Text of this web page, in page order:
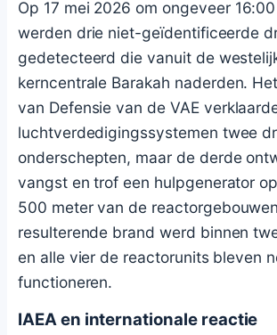
Op 17 mei 2026 om ongeveer
werden drie niet-geïdentificeerde
gedetecteerd die vanuit de
kerncentrale Barakah naderden.
van Defensie van de VAE
luchtverdedigingssystemen twee
onderschepten, maar de derde
vangst en trof een hulpgenerator
500 meter van de
resulterende brand werd binnen
en alle vier de reactorunits bleven
functioneren.
IAEA en internationale reactie